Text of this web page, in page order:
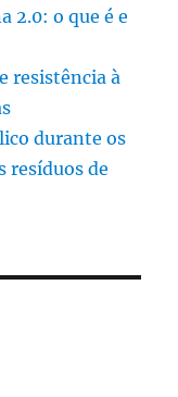
2.0: o que é e
resistência à
durante os
resíduos de